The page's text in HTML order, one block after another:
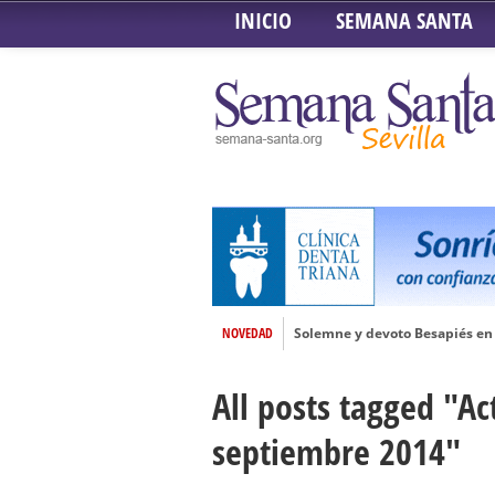
INICIO SEMANA SANTA
NOVEDAD
Solemne y devoto Besapiés
Solemne Triduo a la Virgen
Función de la Anunciación
Besamanos al Señor del Gran
All posts tagged
septiembre 2014"